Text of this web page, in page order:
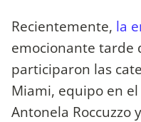
Recientemente, la
emocionante tarde
participaron las
Miami, equipo en
Antonela Roccuzzo